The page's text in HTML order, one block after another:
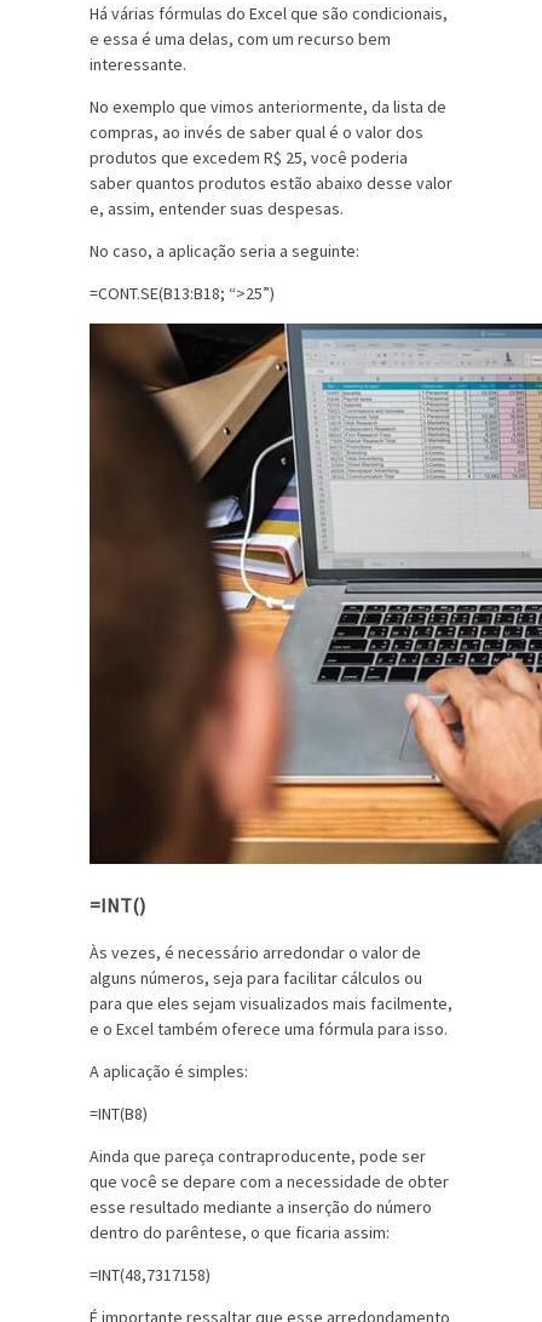
Há várias fórmulas do Excel que são condicionais,
e essa é uma delas, com um recurso bem
interessante.
No exemplo que vimos anteriormente, da lista de
compras, ao invés de saber qual é o valor dos
produtos que excedem R$ 25, você poderia
saber quantos produtos estão abaixo desse valor
e, assim, entender suas despesas.
No caso, a aplicação seria a seguinte:
=CONT.SE(B13:B18; “>25”)
=INT()
Às vezes, é necessário arredondar o valor de
alguns números, seja para facilitar cálculos ou
para que eles sejam visualizados mais facilmente,
e o Excel também oferece uma fórmula para isso.
A aplicação é simples:
=INT(B8)
Ainda que pareça contraproducente, pode ser
que você se depare com a necessidade de obter
esse resultado mediante a inserção do número
dentro do parêntese, o que ficaria assim:
=INT(48,7317158)
É importante ressaltar que esse arredondamento